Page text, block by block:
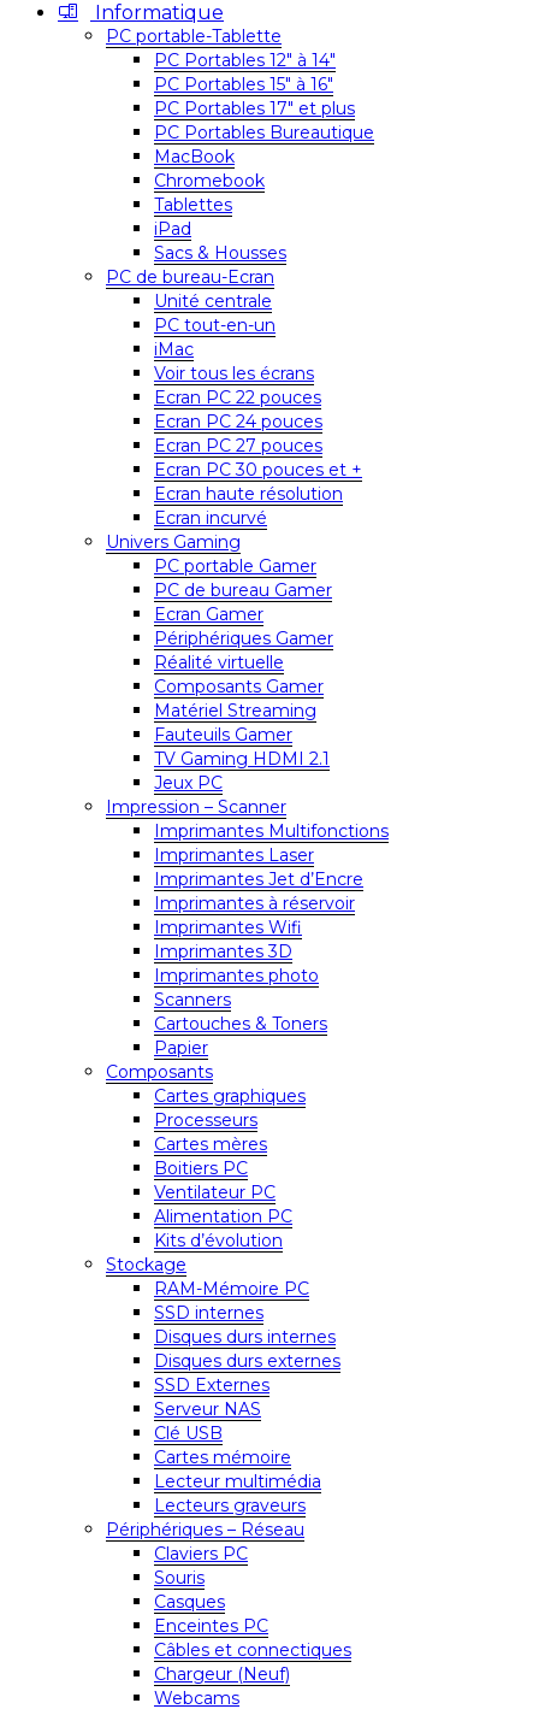
Informatique
PC portable-Tablette
PC Portables 12″ à 14″
PC Portables 15″ à 16″
PC Portables 17″ et plus
PC Portables Bureautique
MacBook
Chromebook
Tablettes
iPad
Sacs & Housses
PC de bureau-Ecran
Unité centrale
PC tout-en-un
iMac
Voir tous les écrans
Ecran PC 22 pouces
Ecran PC 24 pouces
Ecran PC 27 pouces
Ecran PC 30 pouces et +
Ecran haute résolution
Ecran incurvé
Univers Gaming
PC portable Gamer
PC de bureau Gamer
Ecran Gamer
Périphériques Gamer
Réalité virtuelle
Composants Gamer
Matériel Streaming
Fauteuils Gamer
TV Gaming HDMI 2.1
Jeux PC
Impression – Scanner
Imprimantes Multifonctions
Imprimantes Laser
Imprimantes Jet d’Encre
Imprimantes à réservoir
Imprimantes Wifi
Imprimantes 3D
Imprimantes photo
Scanners
Cartouches & Toners
Papier
Composants
Cartes graphiques
Processeurs
Cartes mères
Boitiers PC
Ventilateur PC
Alimentation PC
Kits d’évolution
Stockage
RAM-Mémoire PC
SSD internes
Disques durs internes
Disques durs externes
SSD Externes
Serveur NAS
Clé USB
Cartes mémoire
Lecteur multimédia
Lecteurs graveurs
Périphériques – Réseau
Claviers PC
Souris
Casques
Enceintes PC
Câbles et connectiques
Chargeur (Neuf)
Webcams